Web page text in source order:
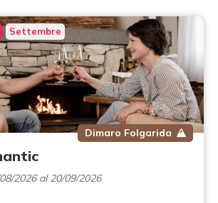
Settembre
Dimaro Folgarida
2026 al 20/09/2026